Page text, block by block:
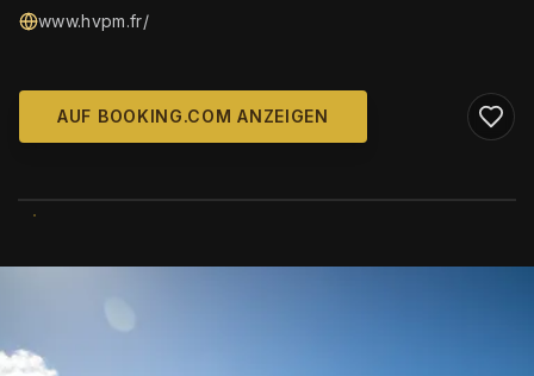
www.hvpm.fr/
AUF BOOKING.COM ANZEIGEN